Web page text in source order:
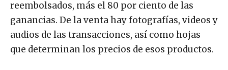
reembolsados, más el 80 por ciento de las
ganancias. De la venta hay fotografías, videos y
audios de las transacciones, así como hojas
que determinan los precios de esos productos.